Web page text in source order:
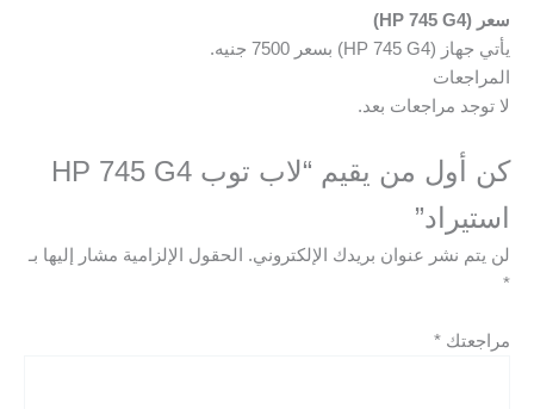
سعر (HP 745 G4)
يأتي جهاز (HP 745 G4) بسعر 7500 جنيه.
المراجعات
لا توجد مراجعات بعد.
كن أول من يقيم “لاب توب HP 745 G4
استيراد”
لن يتم نشر عنوان بريدك الإلكتروني.
الحقول الإلزامية مشار إليها بـ
*
مراجعتك *